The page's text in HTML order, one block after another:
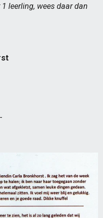
1 leerling, wees daar dan